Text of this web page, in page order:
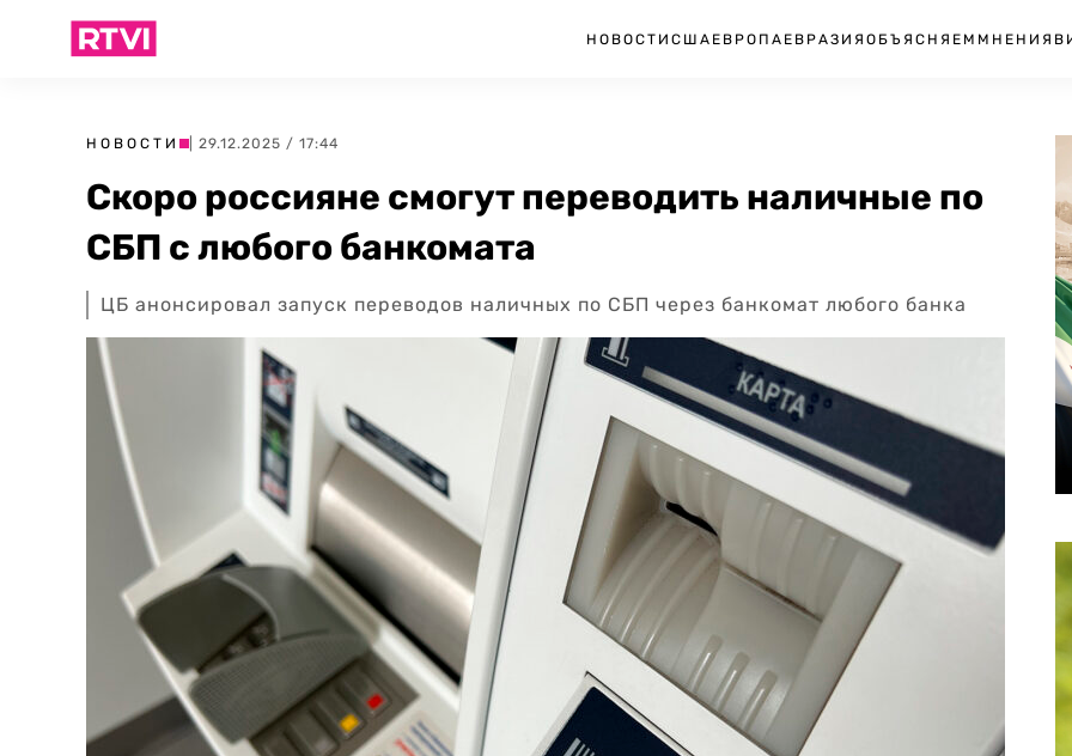
НОВОСТИ США ЕВРОПА ЕВРАЗИЯ ОБЪЯСНЯЕМ МНЕНИЯ
НОВОСТИ | 29.12.2025 / 17:44
Скоро россияне смогут переводить наличные по
СБП с любого банкомата
ЦБ анонсировал запуск переводов наличных по СБП через банкомат любого банка